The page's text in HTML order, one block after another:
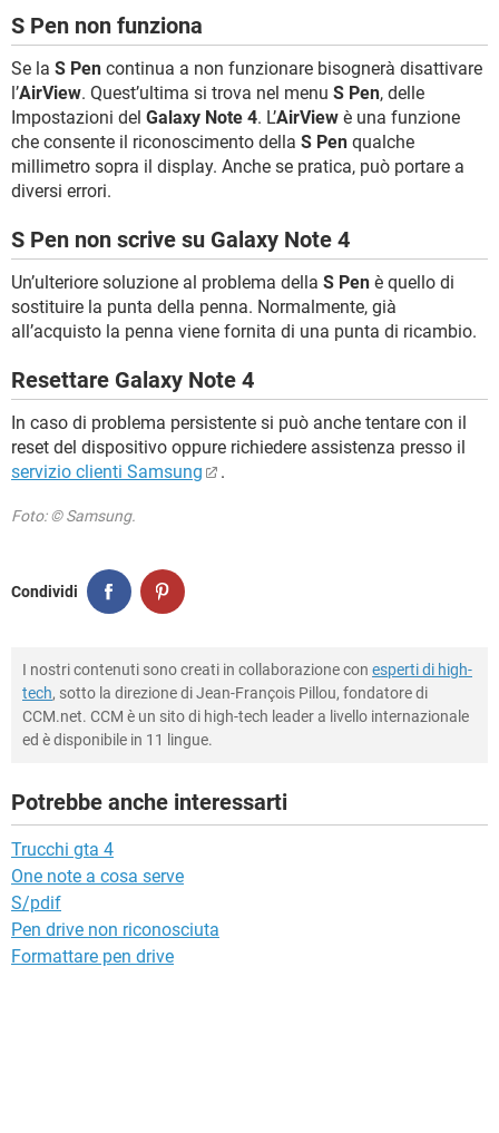
S Pen non funziona
Se la S Pen continua a non funzionare bisognerà disattivare
l’AirView. Quest’ultima si trova nel menu S Pen, delle
Impostazioni del Galaxy Note 4. L’AirView è una funzione
che consente il riconoscimento della S Pen qualche
millimetro sopra il display. Anche se pratica, può portare a
diversi errori.
S Pen non scrive su Galaxy Note 4
Un’ulteriore soluzione al problema della S Pen è quello di
sostituire la punta della penna. Normalmente, già
all’acquisto la penna viene fornita di una punta di ricambio.
Resettare Galaxy Note 4
In caso di problema persistente si può anche tentare con il
reset del dispositivo oppure richiedere assistenza presso il
servizio clienti Samsung
.
Foto: © Samsung.
Condividi
I nostri contenuti sono creati in collaborazione con esperti di high-
tech, sotto la direzione di Jean-François Pillou, fondatore di
CCM.net. CCM è un sito di high-tech leader a livello internazionale
ed è disponibile in 11 lingue.
Potrebbe anche interessarti
Trucchi gta 4
One note a cosa serve
S/pdif
Pen drive non riconosciuta
Formattare pen drive